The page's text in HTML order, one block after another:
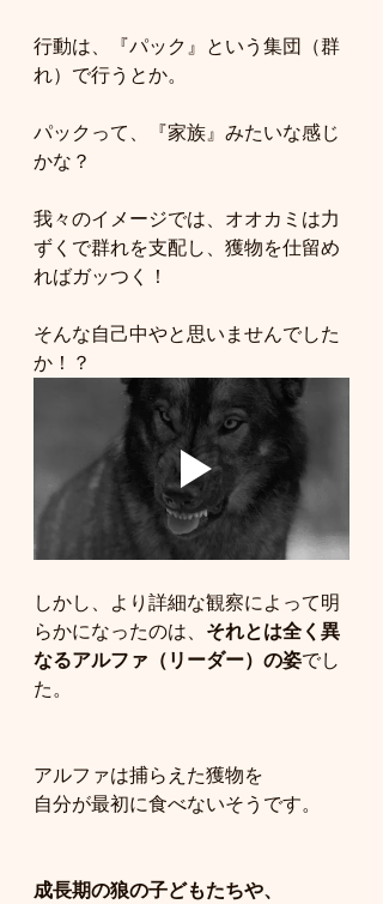
行動は、『パック』という集団（群
れ）で行うとか。
パックって、『家族』みたいな感じ
かな？
我々のイメージでは、オオカミは力
ずくで群れを支配し、獲物を仕留め
ればガッつく！
そんな自己中やと思いませんでした
か！？
しかし、より詳細な観察によって明
らかになったのは、 それとは全く異
なるアルファ（リーダー）の姿でし
た。
アルファは捕らえた獲物を
自分が最初に食べないそうです。
成長期の狼の子どもたちや、